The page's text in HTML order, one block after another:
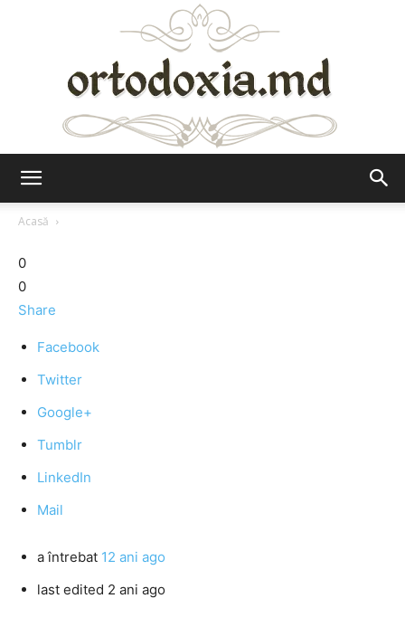
Acasă
0
0
Share
Facebook
Twitter
Google+
Tumblr
LinkedIn
Mail
a întrebat 12 ani ago
last edited 2 ani ago